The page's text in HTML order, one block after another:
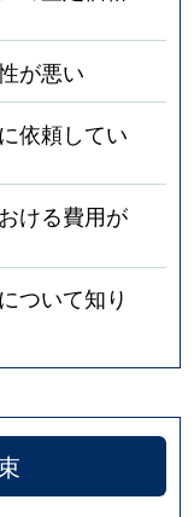
が悪い
依頼してい
ける費用が
ついて知り